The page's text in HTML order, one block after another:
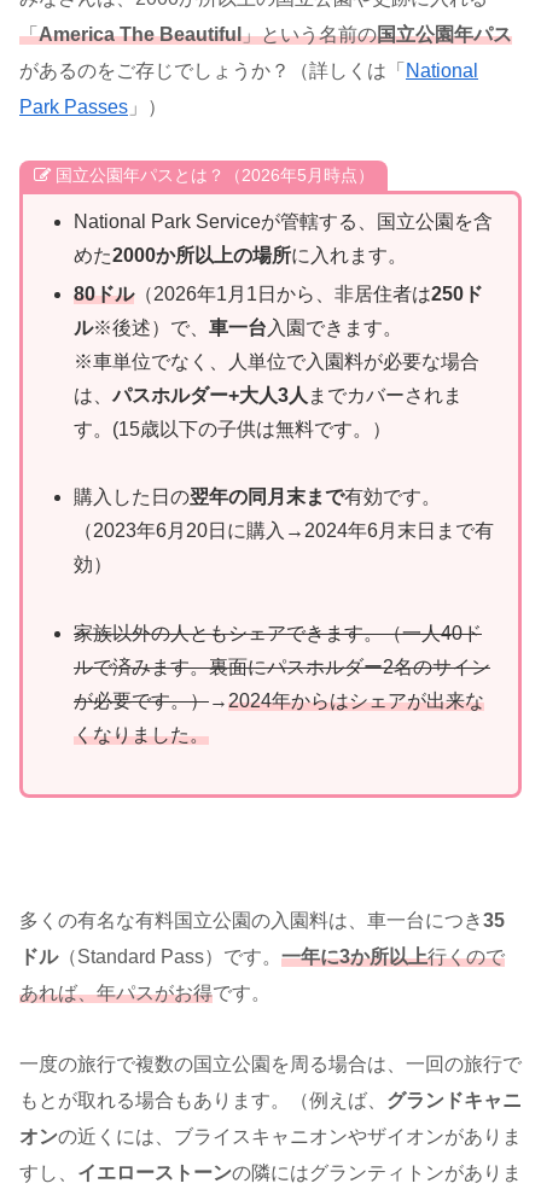
「America The Beautiful」という名前の国立公園年パス
があるのをご存じでしょうか？（詳しくは「 National
Park Passes 」）
国立公園年パスとは？（2026年5月時点）
National Park Serviceが管轄する、国立公園を含
めた2000か所以上の場所に入れます。
80ドル（2026年1月1日から、非居住者は250ド
ル※後述）で、 車一台 入園できます。
※車単位でなく、人単位で入園料が必要な場合
は、パスホルダー+大人3人 までカバーされま
す。(15歳以下の子供は無料です。）
購入した日の翌年の同月末まで有効です。
（2023年6月20日に購入→2024年6月末日まで有
効）
家族以外の人ともシェアできます。（一人40ド
ルで済みます。裏面にパスホルダー2名のサイン
が必要です。）→2024年からはシェアが出来な
くなりました。
多くの有名な有料国立公園の入園料は、車一台につき35
ドル（Standard Pass）です。 一年に3か所以上行くので
あれば、年パスがお得です。
一度の旅行で複数の国立公園を周る場合は、一回の旅行で
もとが取れる場合もあります。（例えば、 グランドキャニ
オンの近くには、ブライスキャニオンやザイオンがありま
すし、 イエローストーンの隣にはグランティトンがありま